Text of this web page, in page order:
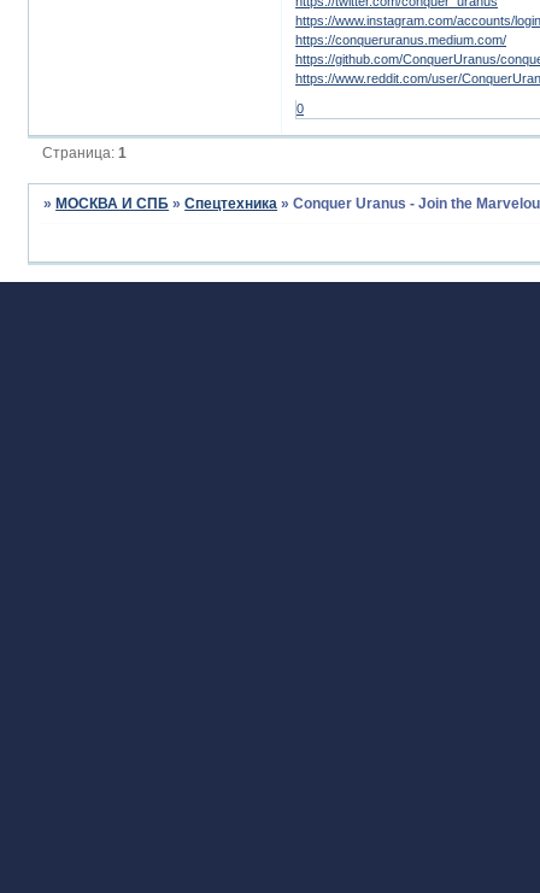
https://www.instagram.com/accounts/
https://conqueruranus.medium.com/
https://github.com/ConquerUranus/
https://www.reddit.com/user/
0
Страница:1
» МОСКВА И СПБ »Спецтехника »Conquer Uranus - Join the